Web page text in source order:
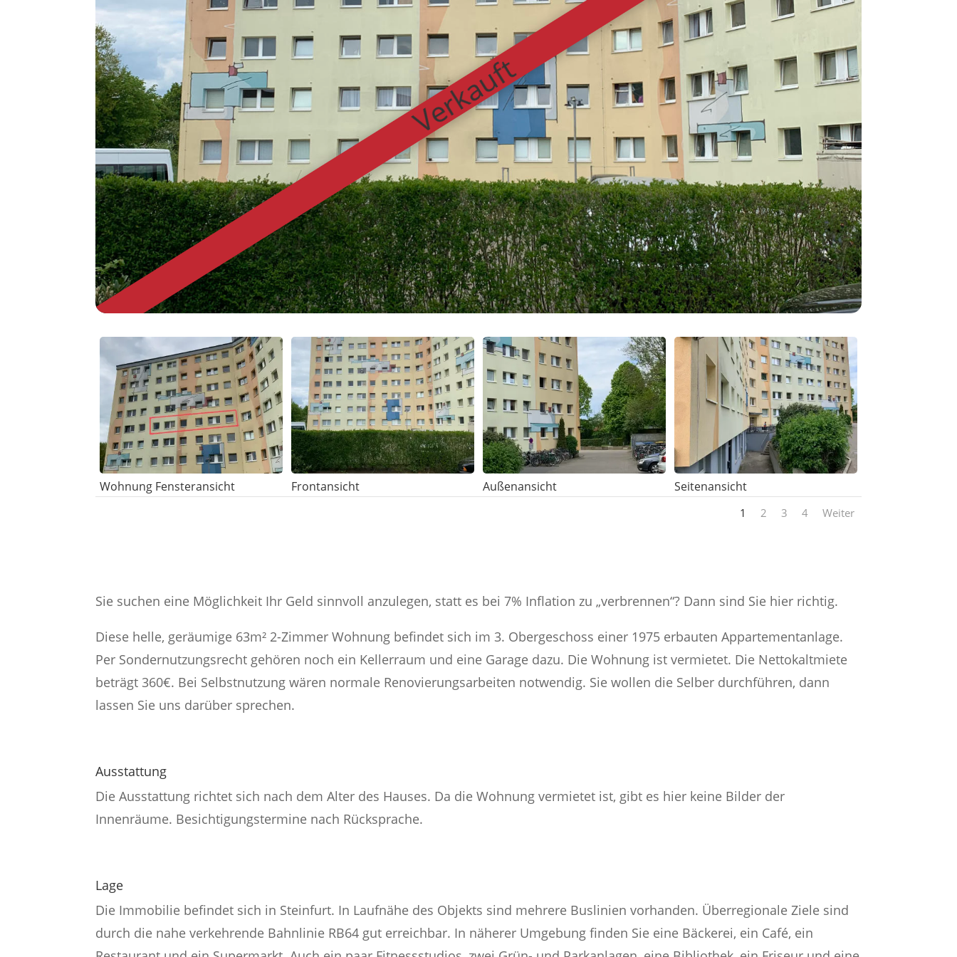
Verkauft
Wohnung Fensteransicht Frontansicht Außenansicht Seitenansicht
1 2 3 4 Weiter
Sie suchen eine Möglichkeit Ihr Geld sinnvoll anzulegen, statt es bei 7% Inflation zu „verbrennen“? Dann sind Sie hier richtig.
Diese helle, geräumige 63m² 2-Zimmer Wohnung befindet sich im 3. Obergeschoss einer 1975 erbauten Appartementanlage.
Per Sondernutzungsrecht gehören noch ein Kellerraum und eine Garage dazu. Die Wohnung ist vermietet. Die Nettokaltmiete
beträgt 360€. Bei Selbstnutzung wären normale Renovierungsarbeiten notwendig. Sie wollen die Selber durchführen, dann
lassen Sie uns darüber sprechen.
Ausstattung
Die Ausstattung richtet sich nach dem Alter des Hauses. Da die Wohnung vermietet ist, gibt es hier keine Bilder der
Innenräume. Besichtigungstermine nach Rücksprache.
Lage
Die Immobilie befindet sich in Steinfurt. In Laufnähe des Objekts sind mehrere Buslinien vorhanden. Überregionale Ziele sind
durch die nahe verkehrende Bahnlinie RB64 gut erreichbar. In näherer Umgebung finden Sie eine Bäckerei, ein Café, ein